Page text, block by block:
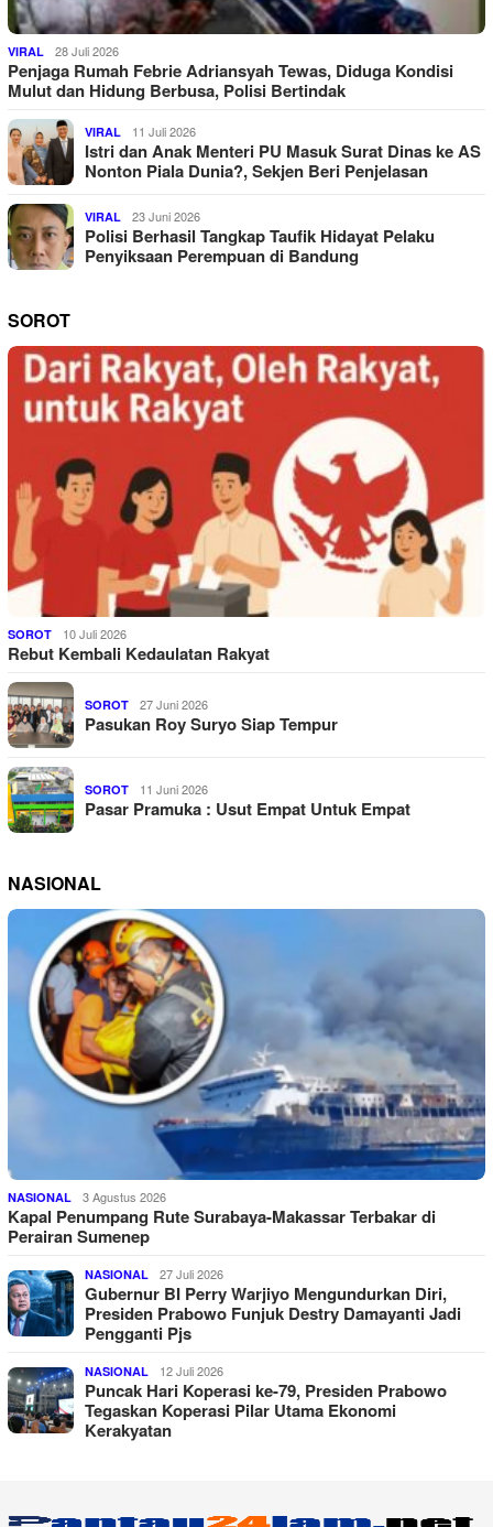
VIRAL 28 Juli 2026
Penjaga Rumah Febrie Adriansyah Tewas, Diduga Kondisi
Mulut dan Hidung Berbusa, Polisi Bertindak
VIRAL 11 Juli 2026
Istri dan Anak Menteri PU Masuk Surat Dinas ke AS
Nonton Piala Dunia?, Sekjen Beri Penjelasan
VIRAL 23 Juni 2026
Polisi Berhasil Tangkap Taufik Hidayat Pelaku
Penyiksaan Perempuan di Bandung
SOROT
SOROT 10 Juli 2026
Rebut Kembali Kedaulatan Rakyat
SOROT 27 Juni 2026
Pasukan Roy Suryo Siap Tempur
SOROT 11 Juni 2026
Pasar Pramuka : Usut Empat Untuk Empat
NASIONAL
NASIONAL 3 Agustus 2026
Kapal Penumpang Rute Surabaya-Makassar Terbakar di
Perairan Sumenep
NASIONAL 27 Juli 2026
Gubernur BI Perry Warjiyo Mengundurkan Diri,
Presiden Prabowo Funjuk Destry Damayanti Jadi
Pengganti Pjs
NASIONAL 12 Juli 2026
Puncak Hari Koperasi ke-79, Presiden Prabowo
Tegaskan Koperasi Pilar Utama Ekonomi
Kerakyatan